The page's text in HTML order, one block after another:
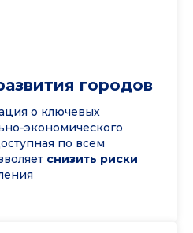
городов
о ключевых
экономического
по всем
снизить риски